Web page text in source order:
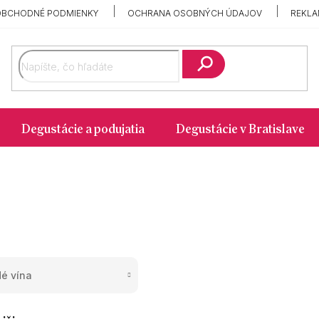
PODMIENKY OCHRANA OSOBNÝCH ÚDAJOV
Degustácie a podujatia Degustácie v Bratislave
vína